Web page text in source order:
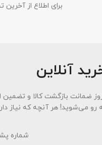
برای اطلاع از
آنلاین
نور با پایبندی به سه اصل کلیدی، پرداخت در
رو می‌شوید! هر آنچه که نیاز
شماره